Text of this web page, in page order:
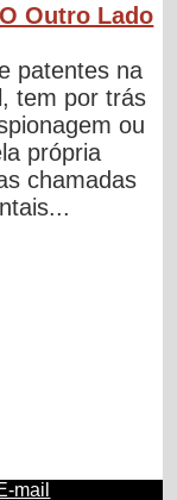
Outro Lado
patentes na
tem por trás
ou
própria
chamadas
mail